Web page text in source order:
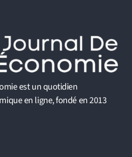
est un quotidien
en ligne, fondé en 2013